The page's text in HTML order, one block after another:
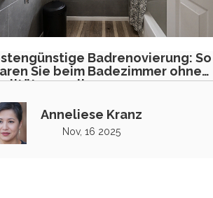
Badrenovierung: So
Sie beim Badezimmer ohne
zu verlieren
Anneliese Kranz
Nov, 16 2025